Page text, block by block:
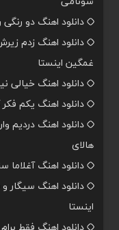
دانلود اهنگ دو
دانلود اهنگ زدم
غمگین اینستا
دانلود اهنگ خیالی
دانلود اهنگ یکم
دانلود اهنگ دردیم
هالای
دانلود اهنگ آغلاما
دانلود اهنگ
اینستا
دانلود اهنگ فقط